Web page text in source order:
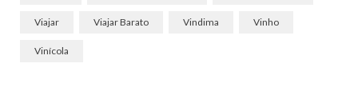
Viajar Viajar Barato Vindima Vinho
Vinícola